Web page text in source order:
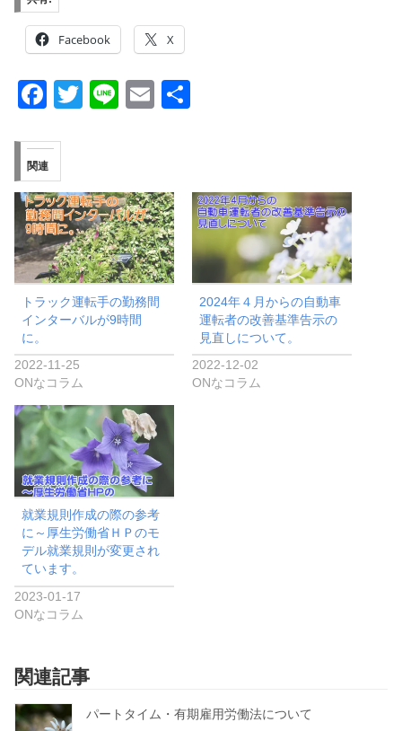
Facebook X
F
c
e
b
o
o
k
T
Li
E
関連
トラック運転手の勤務間
インターバルが9時間
に。
2022-11-25
ONなコラム
2024年４月からの自動車
運転者の改善基準告示の
見直しについて。
2022-12-02
ONなコラム
就業規則作成の際の参考
に～厚生労働省ＨＰのモ
デル就業規則が変更され
ています。
2023-01-17
ONなコラム
関連記事
パートタイム・有期雇用労働法について